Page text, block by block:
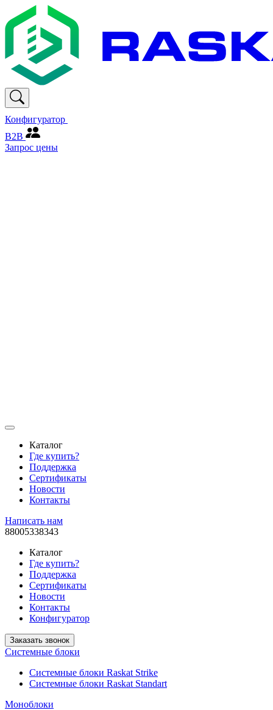
Конфигуратор
В2В
Запрос цены
Каталог
Где купить?
Поддержка
Сертификаты
Новости
Контакты
Написать нам
88005338343
Каталог
Где купить?
Поддержка
Сертификаты
Новости
Контакты
Конфигуратор
Заказать звонок
Системные блоки
Системные блоки Raskat Strike
Системные блоки Raskat Standart
Моноблоки